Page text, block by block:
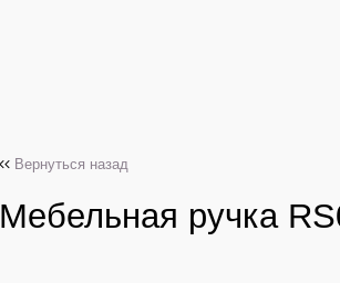
Вернуться назад
Мебельная ручка